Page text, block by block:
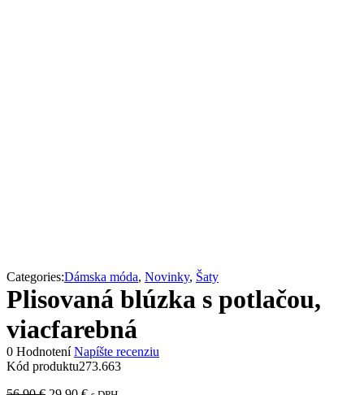
Categories:Dámska móda, Novinky, Šaty
Plisovaná blúzka s potlačou,
viacfarebná
0 Hodnotení Napíšte recenziu
Kód produktu273.663